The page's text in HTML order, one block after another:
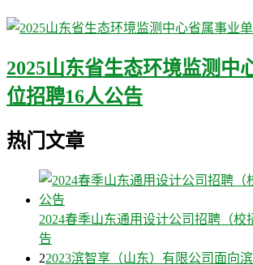
2025山东省生态环境监测中
位招聘16人公告
热门文章
2024春季山东通用设计公司招聘（校
告
22023滨智享（山东）有限公司面向